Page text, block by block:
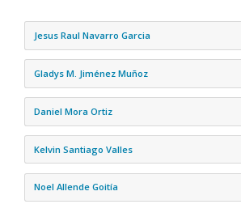
Jesus Raul Navarro Garcia
Gladys M. Jiménez Muñoz
Daniel Mora Ortiz
Kelvin Santiago Valles
Noel Allende Goitía